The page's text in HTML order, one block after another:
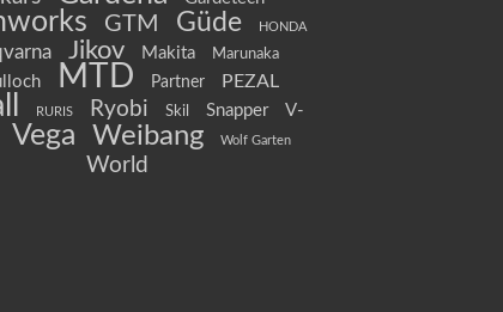
GTM Güde HONDA
Jikov Makita Marunaka
MTD Partner PEZAL
RURIS Ryobi Skil Snapper
V-
Vega Weibang Wolf Garten
World